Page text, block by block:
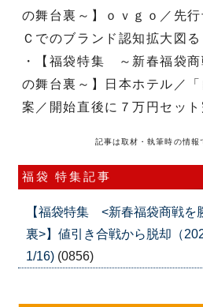
の舞台裏～】ｏｖｇｏ／先
Ｃでのブランド認知拡大図る
・【福袋特集 ～新春福袋
の舞台裏～】日本ホテル／
案／開始直後に７万円セット
記事は取材・執筆時の情報
福袋 特集記事
【福袋特集 <新春福袋商戦を
裏>】値引き合戦から脱却（
1/16) (0856)